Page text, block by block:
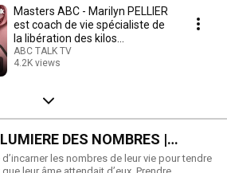
Masters ABC - Marilyn PELLIER
est coach de vie spécialiste de
la libération des kilos
émotionnels
ABC TALK TV
4.2K views
DES NOMBRES |
les nombres de leur vie pour tendre